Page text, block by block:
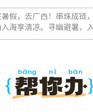
暑假，去广西！串珠成链
入海享清凉。寻幽避暑，
浪，亲子研学，康养度假